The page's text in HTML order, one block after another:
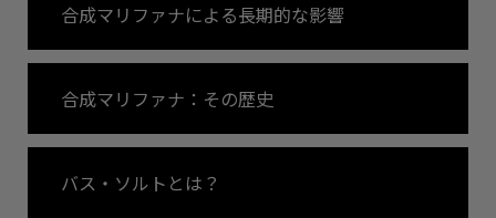
合成マリファナによる長期的な影響
合成マリファナ：その歴史
バス・ソルトとは？